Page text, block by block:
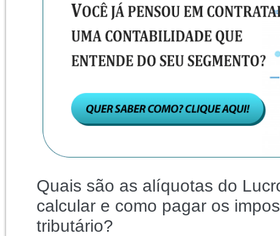
Quais são as alíquotas do
calcular e como pagar os
tributário?